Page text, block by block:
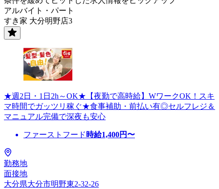
アルバイト・パート
すき家 大分明野店3
★週2日・1日2h～OK★【夜勤で高時給】WワークOK！スキ
マ時間でガッツリ稼ぐ★食事補助・前払い有◎セルフレジ＆
マニュアル完備で深夜も安心
ファーストフード 時給1,400円〜
勤務地
面接地
大分県大分市明野東2-32-26